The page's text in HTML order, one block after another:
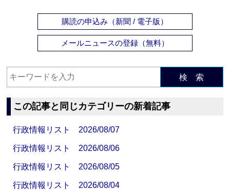
購読の申込み（新聞 / 電子版）
メールニュースの登録（無料）
検 索
この記事と同じカテゴリーの新着記事
行政情報リスト 2026/08/07
行政情報リスト 2026/08/06
行政情報リスト 2026/08/05
行政情報リスト 2026/08/04